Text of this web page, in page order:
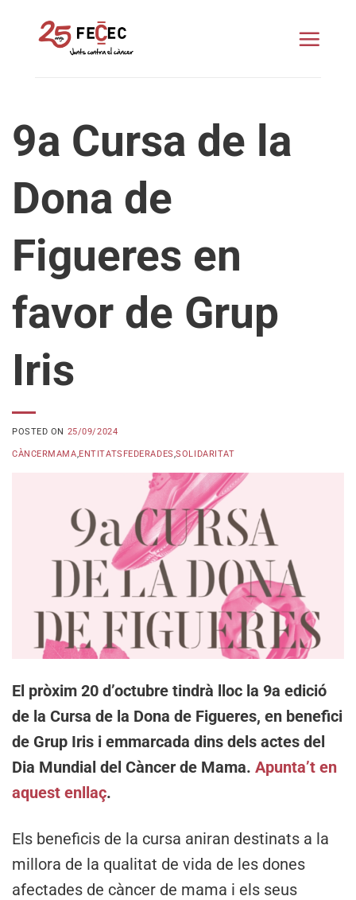
9a Cursa de la
Dona de
Figueres en
favor de Grup
Iris
POSTED ON 25/09/2024
CÀNCERMAMA,ENTITATSFEDERADES,SOLIDARITAT
El pròxim 20 d’octubre tindrà lloc la 9a edició
de la Cursa de la Dona de Figueres, en benefici
de Grup Iris i emmarcada dins dels actes del
Dia Mundial del Càncer de Mama. Apunta’t en
aquest enllaç.
Els beneficis de la cursa aniran destinats a la
millora de la qualitat de vida de les dones
afectades de càncer de mama i els seus